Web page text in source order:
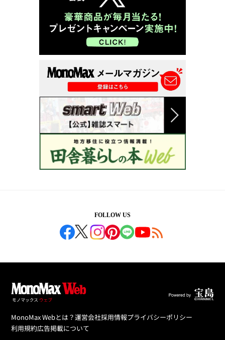
FOLLOW US
MonoMax Webとは？運営会社採用情報プライバシーポリシー
利用規約広告掲載について